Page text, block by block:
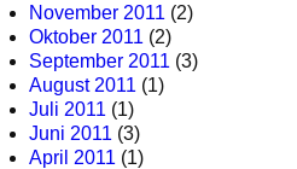
November 2011 (2)
Oktober 2011 (2)
September 2011 (3)
August 2011 (1)
Juli 2011 (1)
Juni 2011 (3)
April 2011 (1)